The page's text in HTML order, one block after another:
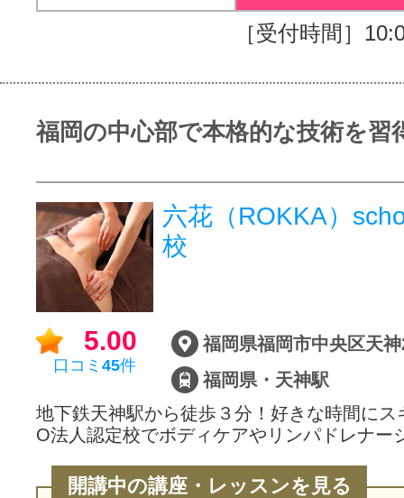
［受付時間］
福岡の中心部で本格的な技術を習
六花（ROKKA）
校
5.00
口コミ 45件
福岡県福岡市中央区天
福岡県・天神駅
地下鉄天神駅から徒歩３分！好きな時間にス
O法人認定校でボディケアやリンパドレナ
開講中の講座・レッスンを見る